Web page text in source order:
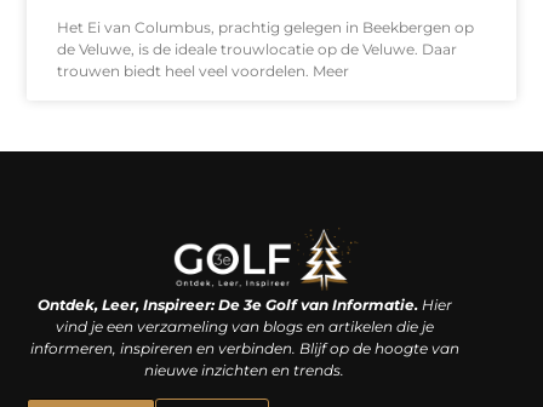
Het Ei van Columbus, prachtig gelegen in Beekbergen op
de Veluwe, is de ideale trouwlocatie op de Veluwe. Daar
trouwen biedt heel veel voordelen. Meer
Ontdek, Leer, Inspireer: De 3e Golf van Informatie.Hier
vind je een verzameling van blogs en artikelen die je
informeren, inspireren en verbinden. Blijf op de hoogte van
nieuwe inzichten en trends.